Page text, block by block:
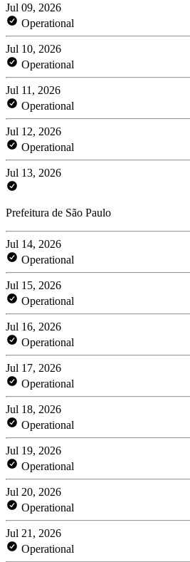
Jul 09, 2026
Operational
Jul 10, 2026
Operational
Jul 11, 2026
Operational
Jul 12, 2026
Operational
Jul 13, 2026
Prefeitura de São Paulo
Jul 14, 2026
Operational
Jul 15, 2026
Operational
Jul 16, 2026
Operational
Jul 17, 2026
Operational
Jul 18, 2026
Operational
Jul 19, 2026
Operational
Jul 20, 2026
Operational
Jul 21, 2026
Operational